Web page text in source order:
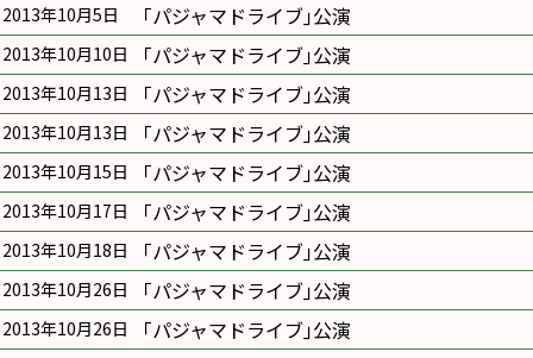
2013年10月5日 ｢パジャマドライブ｣公演
2013年10月10日 ｢パジャマドライブ｣公演
2013年10月13日 ｢パジャマドライブ｣公演
2013年10月13日 ｢パジャマドライブ｣公演
2013年10月15日 ｢パジャマドライブ｣公演
2013年10月17日 ｢パジャマドライブ｣公演
2013年10月18日 ｢パジャマドライブ｣公演
2013年10月26日 ｢パジャマドライブ｣公演
2013年10月26日 ｢パジャマドライブ｣公演